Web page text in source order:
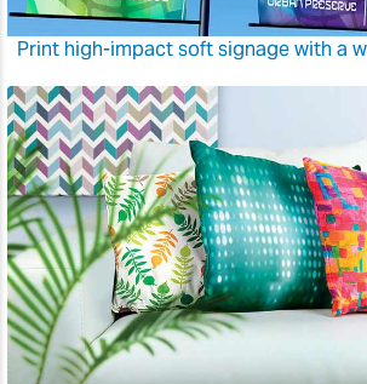
Print high-impact soft signage with a